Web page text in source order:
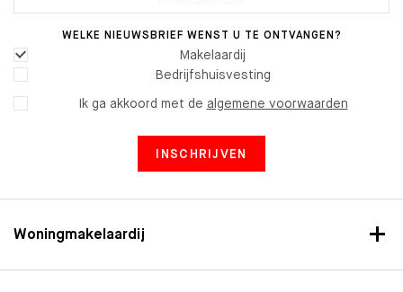
Woningmakelaardij
WELKE NIEUWSBRIEF WENST U TE ONTVANGEN?
Makelaardij
Bedrijfshuisvesting
Ik ga akkoord met de algemene voorwaarden
INSCHRIJVEN